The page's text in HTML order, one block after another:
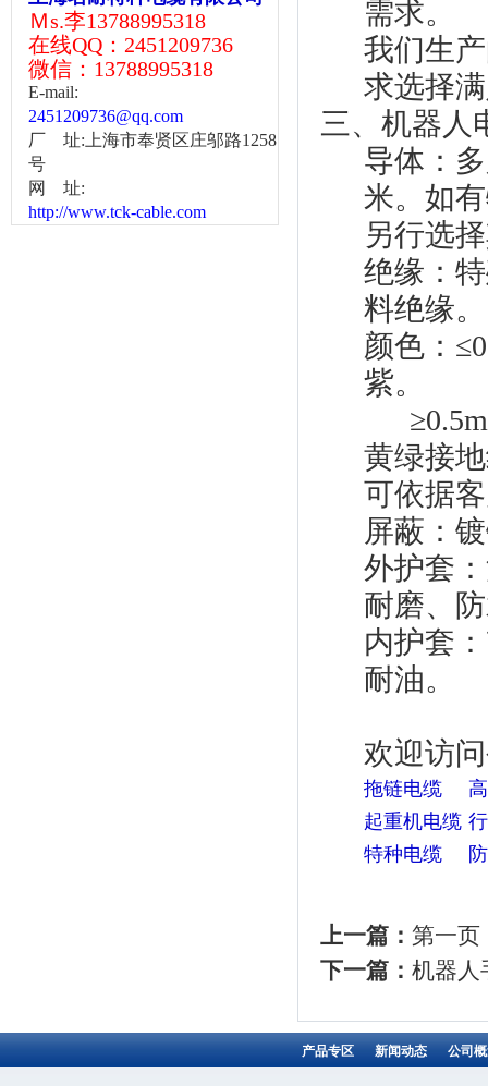
Ｍs.李13788995318
在线QQ：2451209736
微信：13788995318
E-mail:
2451209736@qq.com
厂 址:上海市奉贤区庄邬路1258
号
网 址:
http://www.tck-cable.com
需求。
我们生
求选择
三、机器人
导体：
米。如
另行选
绝缘：
料绝缘。
颜色：
紫。
黄绿接
可依据
屏蔽：
外护套
耐磨、
内护套
耐油。
欢迎访
拖链电缆
起重机电缆
特种电缆
上一篇： 第一页
下一篇： 机器人
产品专区 新闻动态 公司